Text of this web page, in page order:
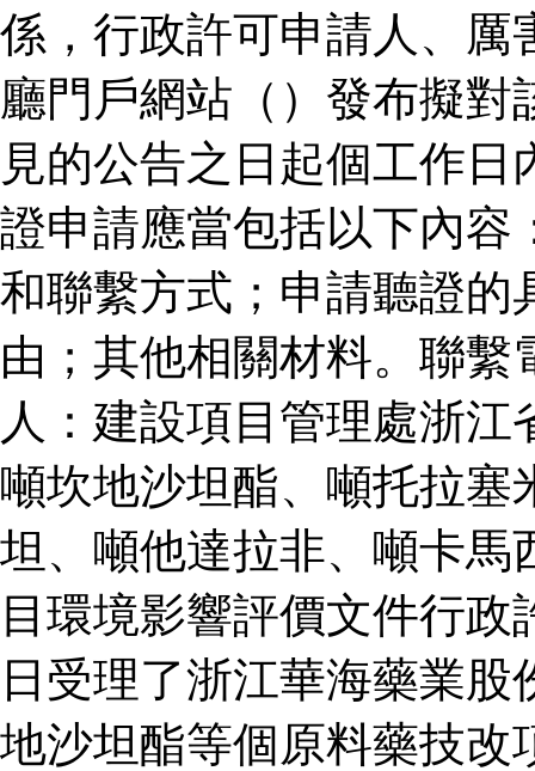
係，行政許可申請人、厲
廳門戶網站（）發布擬
見的公告之日起個工作
證申請應當包括以下內容
和聯繫方式；申請聽證的
由；其他相關材料。聯
人：建設項目管理處浙
噸坎地沙坦酯、噸托拉塞
坦、噸他達拉非、噸卡馬
目環境影響評價文件行
日受理了浙江華海藥業
地沙坦酯等個原料藥技改